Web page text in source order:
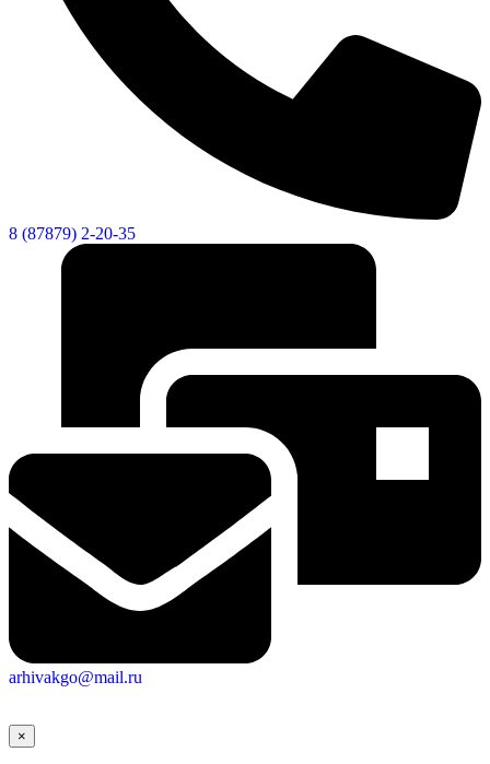
8 (87879) 2-20-35
arhivakgo@mail.ru
×